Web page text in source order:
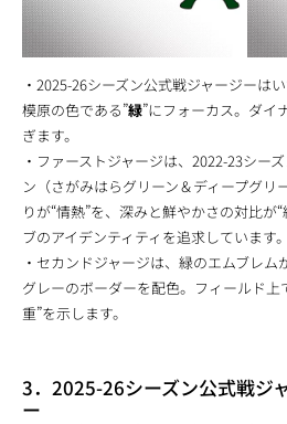
・2025-26シーズン公式戦ジャージーは
模原の色である”緑”にフォーカス。ダイ
ぎます。
・ファーストジャージは、2022-23シー
ン（さがみはらグリーン＆ディープグリ
りが“情熱”を、深みと鮮やかさの対比が
ブのアイデンティティを追求しています。
・セカンドジャージは、緑のエムブレ
グレーのボーダーを配色。フィールド上
重”を示します。
3．2025-26シーズン公式戦ジ
ー